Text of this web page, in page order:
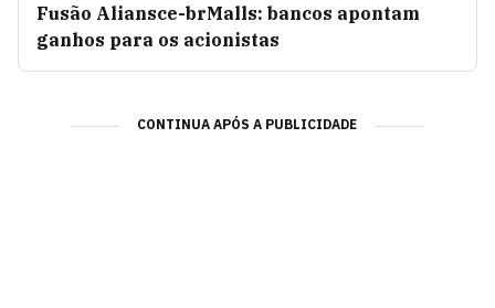
Fusão Aliansce-brMalls: bancos apontam
ganhos para os acionistas
CONTINUA APÓS A PUBLICIDADE